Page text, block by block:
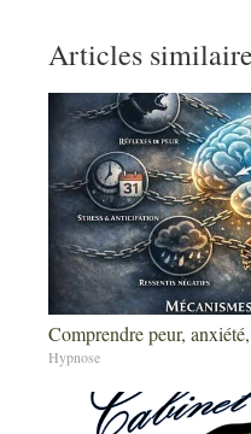
Articles
Comprendre peur,
Hypnose